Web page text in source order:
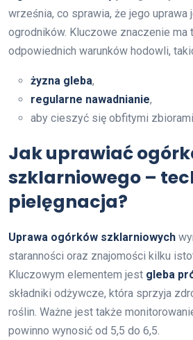
września, co sprawia, że jego uprawa
ogrodników. Kluczowe znaczenie ma
odpowiednich warunków hodowli,
żyzna gleba,
regularne nawadnianie,
aby cieszyć się obfitymi
Jak uprawiać
szklarniowego –
pielęgnacja?
Uprawa ogórków szklarniowych
staranności oraz znajomości kilku
Kluczowym elementem jest gleba
składniki odżywcze, która sprzyja
roślin. Ważne jest także
powinno wynosić od 5,5 do 6,5.